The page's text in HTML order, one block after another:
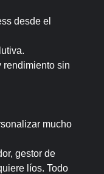
desde el
rendimiento sin
mucho
gestor de
líos. Todo